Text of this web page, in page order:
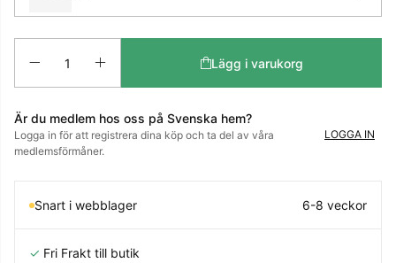
Lägg i varukorg
Är du medlem hos oss på Svenska hem?
Logga in för att registrera dina köp och ta del av våra
medlemsförmåner.
LOGGA IN
Snart i webblager 6-8 veckor
✓ Fri Frakt till butik